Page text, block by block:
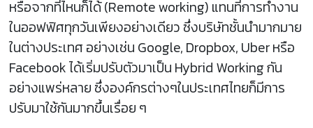
หรือจากที่ไหนก็ได้ (Remote working) แทนที่การทำงาน
ในออฟฟิศทุกวันเพียงอย่างเดียว ซึ่งบริษัทชั้นนำมากมาย
ในต่างประเทศ อย่างเช่น Google, Dropbox, Uber หรือ
Facebook ได้เริ่มปรับตัวมาเป็น Hybrid Working กัน
อย่างแพร่หลาย ซึ่งองค์กรต่างๆในประเทศไทยก็มีการ
ปรับมาใช้กันมากขึ้นเรื่อย ๆ